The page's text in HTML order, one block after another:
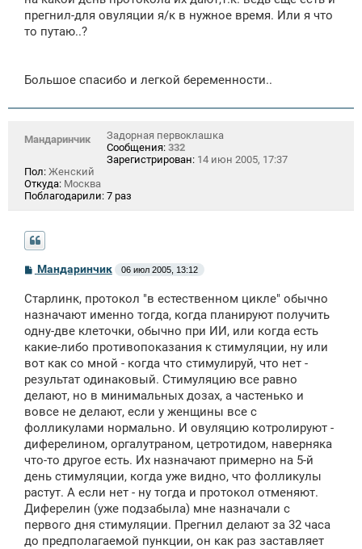
прегнил-для овуляции я/к в нужное время. Или я что
то путаю..?
Большое спасибо и легкой беременности..
Мандаринчик
Задорная первоклашка
Сообщения: 332
Зарегистрирован: 14 июн 2005, 17:37
Пол: Женский
Откуда: Москва
Поблагодарили: 7 раз
С
б
щ
н
и
Мандаринчик 06 июл 2005, 13:12
Старлинк, протокол "в естественном цикле" обычно
назначают именно тогда, когда планируют получить
одну-две клеточки, обычно при ИИ, или когда есть
какие-либо противопоказания к стимуляции, ну или
вот как со мной - когда что стимулируй, что нет -
результат одинаковый. Стимуляцию все равно
делают, но в минимальных дозах, а частенько и
вовсе не делают, если у женщины все с
фолликулами нормально. И овуляцию котролируют -
диферелином, оргалутраном, цетротидом, наверняка
что-то другое есть. Их назначают примерно на 5-й
день стимуляции, когда уже видно, что фолликулы
растут. А если нет - ну тогда и протокол отменяют.
Диферелин (уже подзабыла) мне назначали с
первого дня стимуляции. Прегнил делают за 32 часа
до предполагаемой пункции, он как раз заставляет